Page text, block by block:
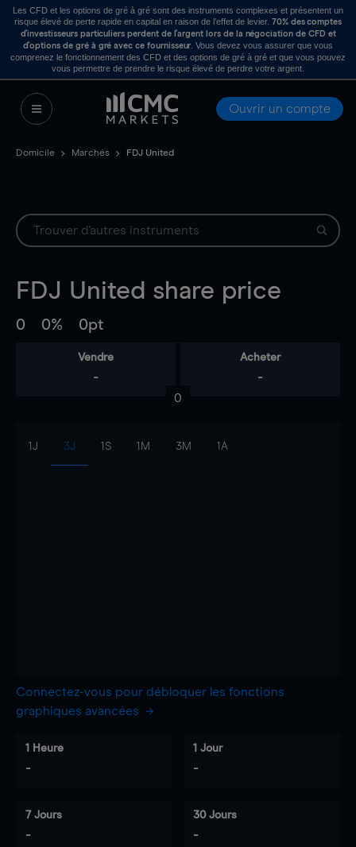
Les CFD et les options de gré à gré sont des instruments complexes et présentent un
risque élevé de perte rapide en capital en raison de l’effet de levier. 70% des comptes
d’investisseurs particuliers perdent de l’argent lors de la négociation de CFD et
d’options de gré à gré avec ce fournisseur . Vous devez vous assurer que vous
comprenez le fonctionnement des CFD et des options de gré à gré et que vous pouvez
vous permettre de prendre le risque élevé de perdre votre argent.
Ouvrir un compte
Domicile Marchés FDJ United
FDJ United share price
0 0% 0pt
Vendre
-
Acheter
-
0
1J 3J 1S 1M 3M 1A
Connectez-vous pour débloquer les fonctions
graphiques avancées
1 Heure
-
1 Jour
-
7 Jours
-
30 Jours
-